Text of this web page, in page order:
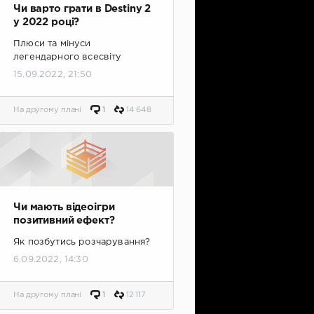
Чи варто грати в Destiny 2
у 2022 році?
Плюси та мінуси
легендарного всесвіту
15.09.2022, 21:50
На другому плані 1 14 648
Чи мають відеоігри
позитивний ефект?
Як позбутись розчарування?
6.09.2022, 14:30
На другому плані 1 12 117